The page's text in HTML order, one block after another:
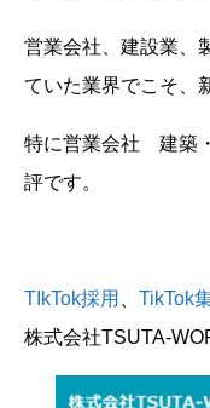
営業会社、建設業、
ていた業界でこそ、
特に営業会社 建築
評です。
TIkTok採用 TikTok
株式会社TSUTA-